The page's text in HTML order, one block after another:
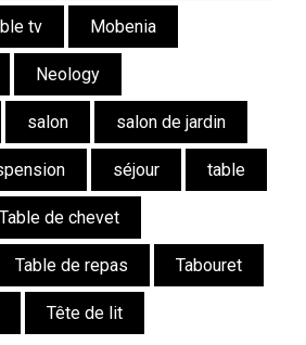
tv Mobenia
Neology
salon salon de jardin
séjour table
Table de chevet
Table de repas Tabouret
Tête de lit